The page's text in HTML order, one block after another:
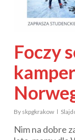
Foczy
By skpgkrakow
Nim na dobre